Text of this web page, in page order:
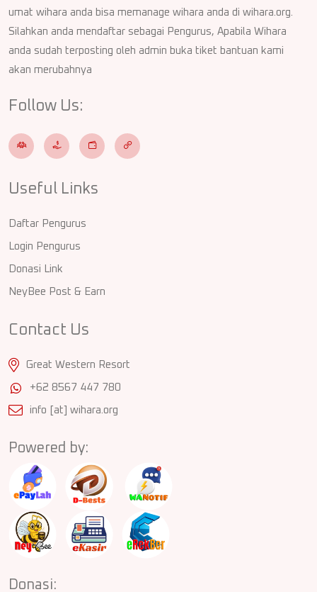
umat wihara anda bisa memanage wihara anda di wihara.org.
Silahkan anda mendaftar sebagai Pengurus, Apabila Wihara
anda sudah terposting oleh admin buka tiket bantuan kami
akan merubahnya
Follow Us:
Useful Links
Daftar Pengurus
Login Pengurus
Donasi Link
NeyBee Post & Earn
Contact Us
Great Western Resort
+62 8567 447 780
info [at] wihara.org
Powered by:
Donasi: